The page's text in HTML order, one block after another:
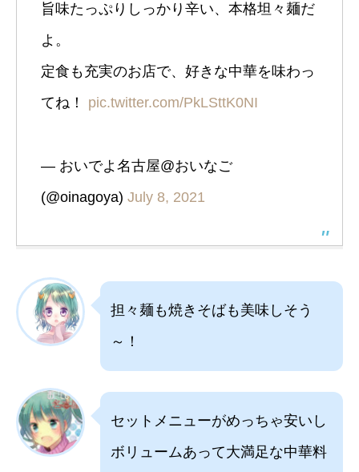
旨味たっぷりしっかり辛い、本格坦々麺だ
よ。
定食も充実のお店で、好きな中華を味わっ
てね！ pic.twitter.com/PkLSttK0NI
— おいでよ名古屋@おいなご
(@oinagoya) July 8, 2021
担々麺も焼きそばも美味しそう
～！
セットメニューがめっちゃ安いし
ボリュームあって大満足な中華料